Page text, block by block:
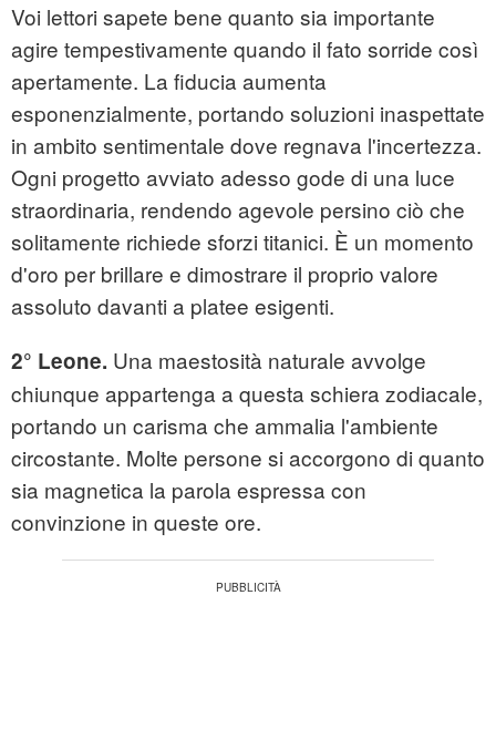
Voi lettori sapete bene quanto sia importante
agire tempestivamente quando il fato sorride così
apertamente. La fiducia aumenta
esponenzialmente, portando soluzioni inaspettate
in ambito sentimentale dove regnava l'incertezza.
Ogni progetto avviato adesso gode di una luce
straordinaria, rendendo agevole persino ciò che
solitamente richiede sforzi titanici. È un momento
d'oro per brillare e dimostrare il proprio valore
assoluto davanti a platee esigenti.
2° Leone. Una maestosità naturale avvolge
chiunque appartenga a questa schiera zodiacale,
portando un carisma che ammalia l'ambiente
circostante. Molte persone si accorgono di quanto
sia magnetica la parola espressa con
convinzione in queste ore.